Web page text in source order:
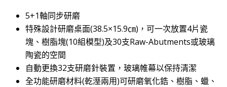
5+1軸同步研磨
特殊設計研磨桌面(38.5×15.9㎝)，可一次放置4片瓷
塊、樹脂塊(10組模型)及30支Raw-Abutments或玻璃
陶瓷的空間
自動更換32支研磨針裝置，玻璃帷幕以保持清潔
全功能研磨材料(乾溼兩用)可研磨氧化鋯、樹脂、蠟、